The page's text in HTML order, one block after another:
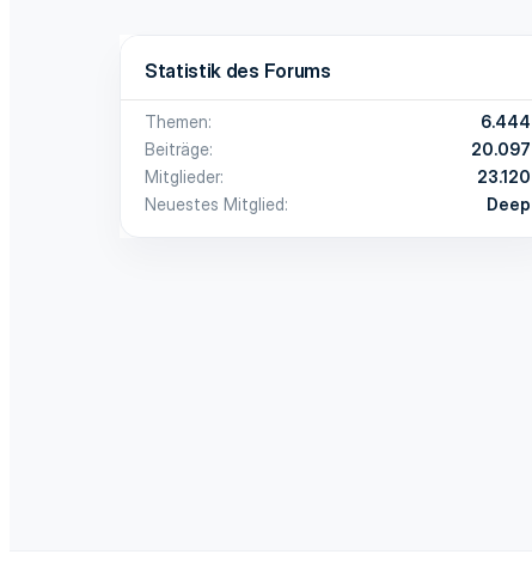
Statistik des Forums
Themen
6.444
Beiträge
20.097
Mitglieder
23.120
Neuestes Mitglied
Deep